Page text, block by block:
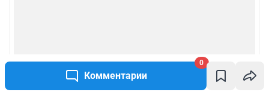
Комментарии
0